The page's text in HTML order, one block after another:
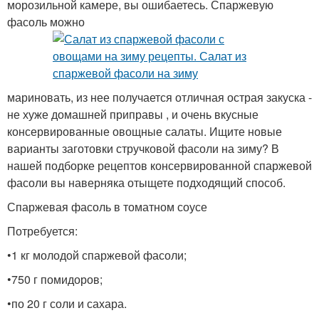
морозильной камере, вы ошибаетесь. Спаржевую
фасоль можно
мариновать, из нее получается отличная острая закуска -
не хуже домашней приправы , и очень вкусные
консервированные овощные салаты. Ищите новые
варианты заготовки стручковой фасоли на зиму? В
нашей подборке рецептов консервированной спаржевой
фасоли вы наверняка отыщете подходящий способ.
Спаржевая фасоль в томатном соусе
Потребуется:
•1 кг молодой спаржевой фасоли;
•750 г помидоров;
•по 20 г соли и сахара.